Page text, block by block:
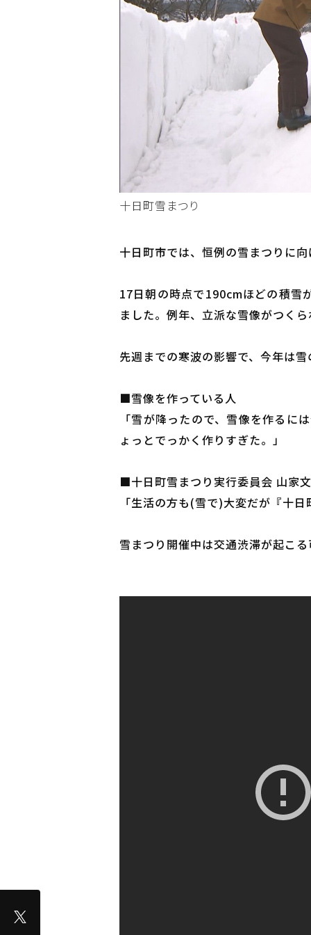
十日町雪まつり
十日町市では、恒例の雪まつりに
17日朝の時点で190cmほどの積雪
ました。例年、立派な雪像がつく
先週までの寒波の影響で、今年は
■雪像を作っている人
「雪が降ったので、雪像を作るに
ょっとでっかく作りすぎた。」
■十日町雪まつり実行委員会 山家
「生活の方も(雪で)大変だが『十
雪まつり開催中は交通渋滞が起こ